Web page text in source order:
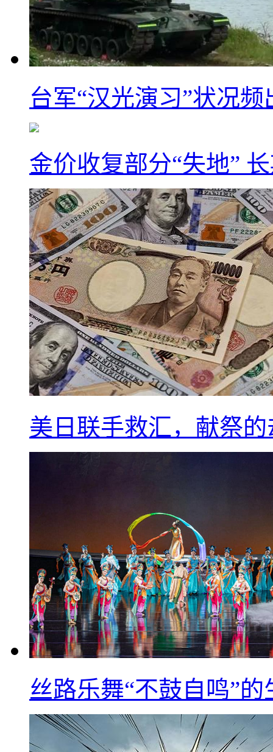
台军“汉光演习”状况
金价收复部分“失地”
美日联手救汇，献祭
丝路乐舞“不鼓自鸣”